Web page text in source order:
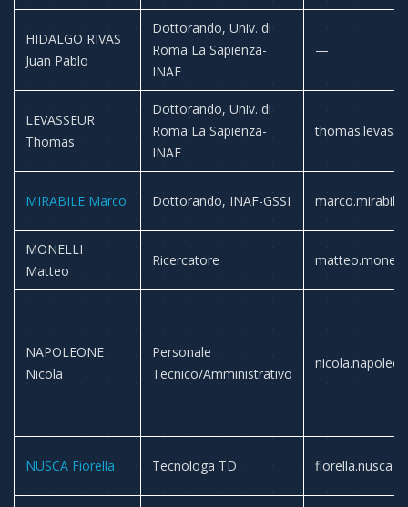
HIDALGO RIVAS
Juan Pablo
Dottorando, Univ. di
Roma La Sapienza-
INAF
—
LEVASSEUR
Thomas
Dottorando, Univ. di
Roma La Sapienza-
INAF
MIRABILE Marco Dottorando, INAF-GSSI marco.mirabile
MONELLI
Matteo
Ricercatore matteo.monelli
NAPOLEONE
Nicola
Personale
Tecnico/Amministrativo
NUSCA Fiorella Tecnologa TD fiorella.nusca